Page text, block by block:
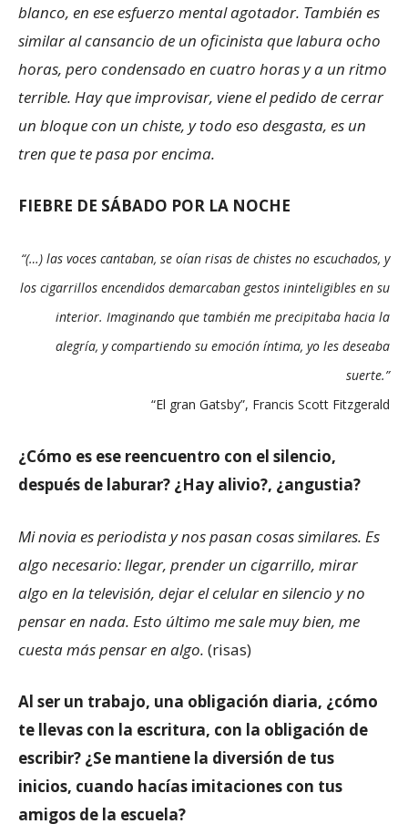
blanco, en ese esfuerzo mental agotador. También es
similar al cansancio de un oficinista que labura ocho
horas, pero condensado en cuatro horas y a un ritmo
terrible. Hay que improvisar, viene el pedido de cerrar
un bloque con un chiste, y todo eso desgasta, es un
tren que te pasa por encima.
FIEBRE DE SÁBADO POR LA NOCHE
“(…) las voces cantaban, se oían risas de chistes no escuchados, y
los cigarrillos encendidos demarcaban gestos ininteligibles en su
interior. Imaginando que también me precipitaba hacia la
alegría, y compartiendo su emoción íntima, yo les deseaba
suerte.”
“El gran Gatsby”, Francis Scott Fitzgerald
¿Cómo es ese reencuentro con el silencio,
después de laburar? ¿Hay alivio?, ¿angustia?
Mi novia es periodista y nos pasan cosas similares. Es
algo necesario: llegar, prender un cigarrillo, mirar
algo en la televisión, dejar el celular en silencio y no
pensar en nada. Esto último me sale muy bien, me
cuesta más pensar en algo. (risas)
Al ser un trabajo, una obligación diaria, ¿cómo
te llevas con la escritura, con la obligación de
escribir? ¿Se mantiene la diversión de tus
inicios, cuando hacías imitaciones con tus
amigos de la escuela?